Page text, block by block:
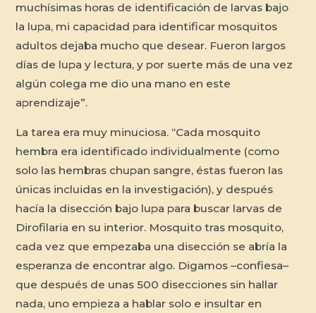
muchísimas horas de identificación de larvas bajo
la lupa, mi capacidad para identificar mosquitos
adultos dejaba mucho que desear. Fueron largos
días de lupa y lectura, y por suerte más de una vez
algún colega me dio una mano en este
aprendizaje”.
La tarea era muy minuciosa. “Cada mosquito
hembra era identificado individualmente (como
solo las hembras chupan sangre, éstas fueron las
únicas incluidas en la investigación), y después
hacía la disección bajo lupa para buscar larvas de
Dirofilaria en su interior. Mosquito tras mosquito,
cada vez que empezaba una disección se abría la
esperanza de encontrar algo. Digamos –confiesa–
que después de unas 500 disecciones sin hallar
nada, uno empieza a hablar solo e insultar en